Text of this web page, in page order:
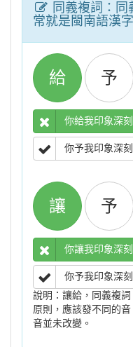
同義複詞：
常就是閩南語漢字
給 予
你給我印象深刻
你予我印象深刻 (給的同
讓 予
你讓我印象深刻
你予我印象深刻 (讓的同
說明：讓給，同義複
原則，應該發不同的音
音並未改變。